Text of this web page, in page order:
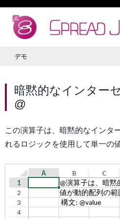
デモ
暗黙的なインター
@
この演算子は、暗黙的なインタ
れるロジックを使用して単一の